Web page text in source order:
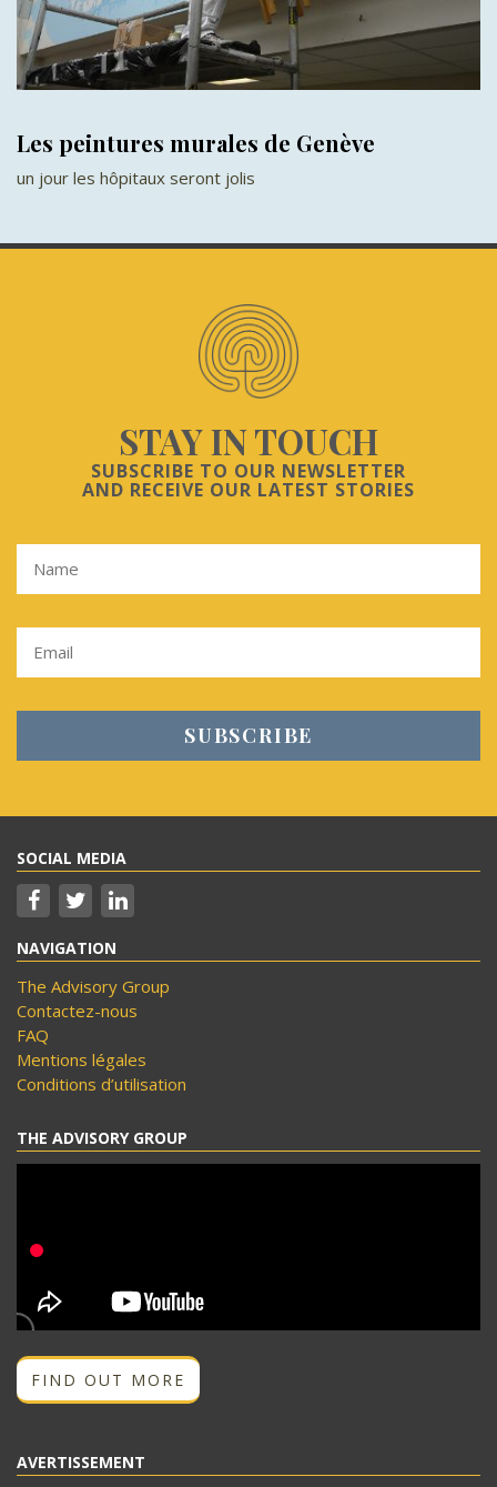
Les peintures murales de Genève
un jour les hôpitaux seront jolis
STAY IN TOUCH
SUBSCRIBE TO OUR NEWSLETTER
AND RECEIVE OUR LATEST STORIES
SOCIAL MEDIA
NAVIGATION
The Advisory Group
Contactez-nous
FAQ
Mentions légales
Conditions d’utilisation
THE ADVISORY GROUP
FIND OUT MORE
AVERTISSEMENT